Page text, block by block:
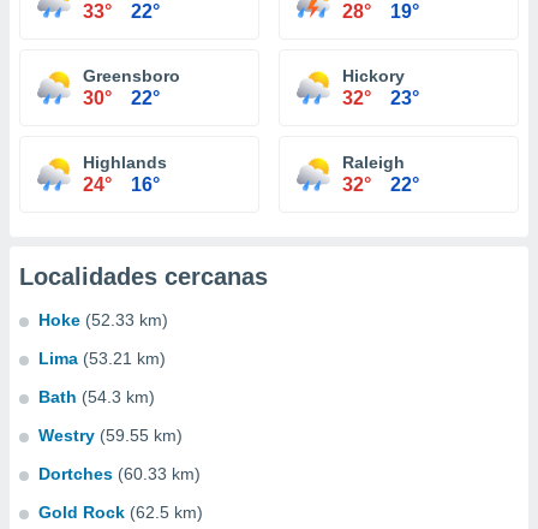
33° 22° 28° 19°
Greensboro
30° 22°
Hickory
32° 23°
Highlands
24° 16°
Raleigh
32° 22°
Localidades cercanas
Hoke (52.33 km)
Lima (53.21 km)
Bath (54.3 km)
Westry (59.55 km)
Dortches (60.33 km)
Gold Rock (62.5 km)